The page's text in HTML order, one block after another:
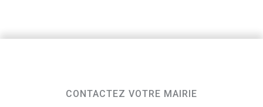
CONTACTEZ VOTRE MAIRIE